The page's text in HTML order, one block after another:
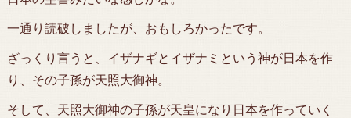
一通り読破しましたが、おもしろかったです。
ざっくり言うと、イザナギとイザナミという神が日本を作
り、その子孫が天照大御神。
そして、天照大御神の子孫が天皇になり日本を作っていく